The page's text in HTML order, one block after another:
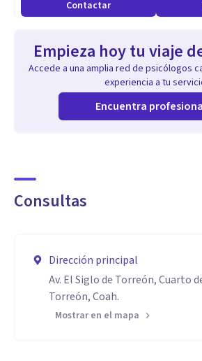
emocional, ansiedad, depresión,
Aptitudes
Enfoque sistémico, contextual y
Mindfulness, compasión. Imparte las
Contactar
Empieza hoy tu viaje
Accede a una amplia red de psicólogos
experiencia a tu
Encuentra
Consultas
Dirección principal
Av. El Siglo de Torreón, Cuarto
Torreón, Coah.
Mostrar en el mapa